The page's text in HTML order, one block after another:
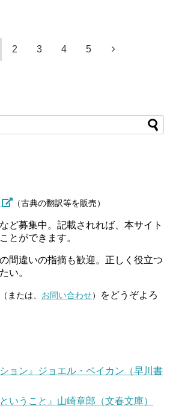
2 3 4 5
（古典の翻訳等を販売）
ど募集中。記載されれば、本サイト
とができます。
間違いの指摘も歓迎。正しく役立つ
い。
（または、 お問い合わせ）
をどうぞよろ
ョン』ジョエル・ベイカン（早川書
いうこと』山崎章郎（文春文庫）